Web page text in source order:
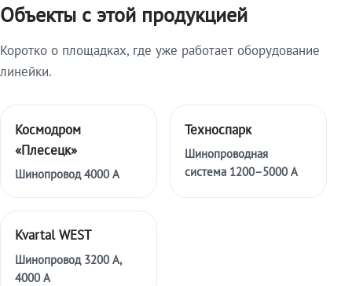
Объекты с этой продукцией
Коротко о площадках, где уже работает оборудование
линейки.
Космодром
«Плесецк»
Шинопровод 4000 А
Техноспарк
Шинопроводная
система 1200–5000 А
Kvartal WEST
Шинопровод 3200 А,
4000 А